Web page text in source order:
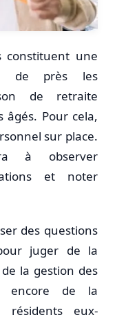
constituent une
de près les
de retraite
âgés. Pour cela,
sur place.
à observer
et noter
des questions
juger de la
la gestion des
encore de la
résidents eux-